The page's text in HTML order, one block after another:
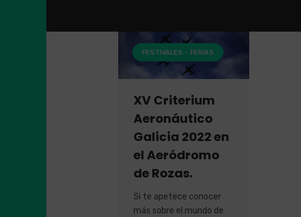
FESTIVALES - FERIAS
XV Criterium
Aeronáutico
Galicia 2022 en
el Aeródromo
de Rozas.
Si te apetece conocer
más sobre el mundo de